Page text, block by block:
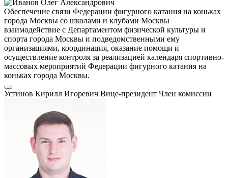
Обеспечение связи Федерации фигурного катания на коньках
города Москвы со школами и клубами Москвы
взаимодействие с Департаментом физической культуры и
спорта города Москвы и подведомственными ему
организациями, координация, оказание помощи и
осуществление контроля за реализацией календаря спортивно-
массовых мероприятий Федерации фигурного катания на
коньках города Москвы.
Устинов Кирилл Игоревич Вице-президент Член комиссии